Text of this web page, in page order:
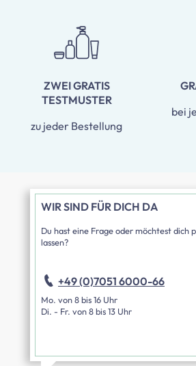
ZWEI GRATIS
TESTMUSTER
zu jeder Bestellung
bei
WIR SIND FÜR DICH DA
Du hast eine Frage oder möchtest dich
lassen?
+49 (0)7051 6000-66
Mo. von 8 bis 16 Uhr
Di. - Fr. von 8 bis 13 Uhr